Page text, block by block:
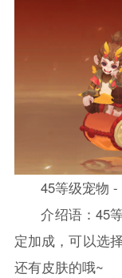
45等级宠物 -
介绍语：45
定加成，可以选
还有皮肤的哦~